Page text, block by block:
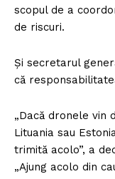
scopul de a
de riscuri.
Și secretarul
că
„Dacă dronele vin
Lituania sau
trimită acolo”, a
„Ajung acolo din